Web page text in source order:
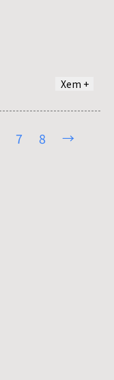
Xem +
7 8 →